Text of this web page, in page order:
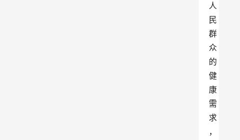
人
民
群
众
的
健
康
需
求
，